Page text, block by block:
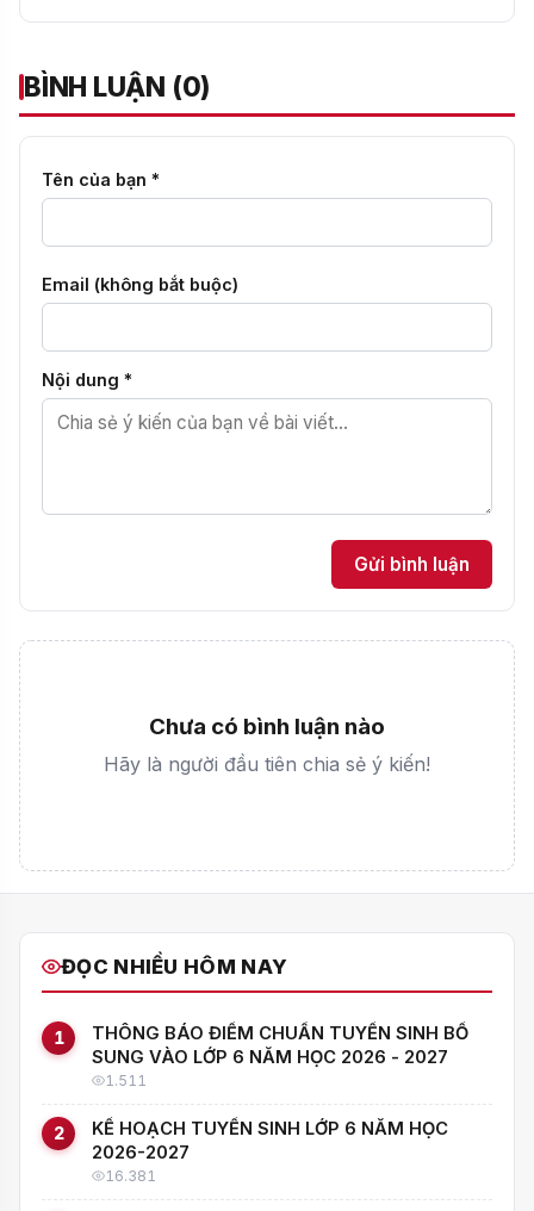
BÌNH LUẬN (0)
Tên của bạn *
Email (không bắt buộc)
Nội dung *
Gửi bình luận
Chưa có bình luận nào
Hãy là người đầu tiên chia sẻ ý kiến!
ĐỌC NHIỀU HÔM NAY
1
THÔNG BÁO ĐIỂM CHUẨN TUYỂN SINH BỔ
SUNG VÀO LỚP 6 NĂM HỌC 2026 - 2027
1.511
2
KẾ HOẠCH TUYỂN SINH LỚP 6 NĂM HỌC
2026-2027
16.381